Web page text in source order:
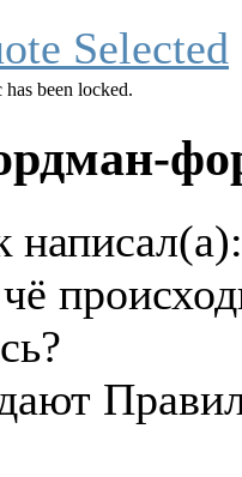
been locked.
написал(а):